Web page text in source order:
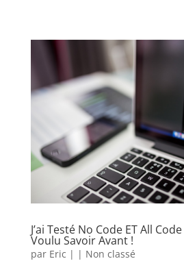
J’ai Testé No Code ET All
Voulu Savoir Avant !
par Eric | | Non classé